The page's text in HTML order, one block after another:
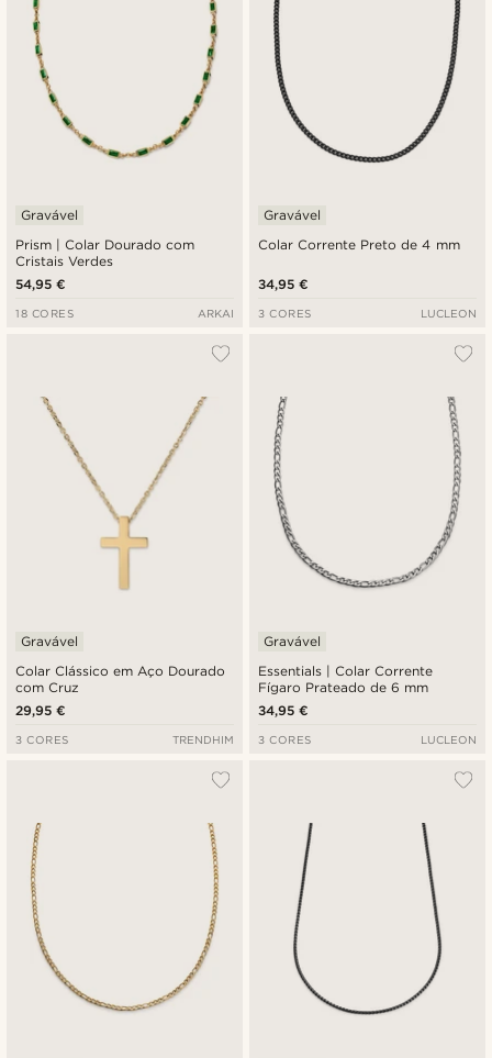
Prism | Colar Dourado com
Cristais Verdes
Gravável
54,95 €
18 CORES ARKAI
Colar Corrente Preto de 4 mm
Gravável
34,95 €
3 CORES LUCLEON
Colar Clássico em Aço Dourado
com Cruz
Gravável
29,95 €
3 CORES TRENDHIM
Essentials | Colar Corrente
Fígaro Prateado de 6 mm
Gravável
34,95 €
3 CORES LUCLEON